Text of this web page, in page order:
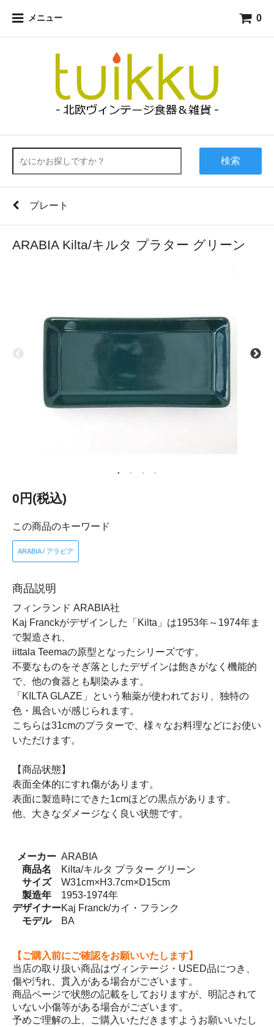
メニュー 0
検索
プレート
ARABIA Kilta/キルタ プラター グリーン
0円(税込)
この商品のキーワード
ARABIA / アラビア
商品説明
フィンランド ARABIA社
Kaj Franckがデザインした「Kilta」は1953年～1974年ま
で製造され、
iittala Teemaの原型となったシリーズです。
不要なものをそぎ落としたデザインは飽きがなく機能的
で、他の食器とも馴染みます。
「KILTA GLAZE」という釉薬が使われており、独特の
色・風合いが感じられます。
こちらは31cmのプラターで、様々なお料理などにお使い
いただけます。
【商品状態】
表面全体的にすれ傷があります。
表面に製造時にできた1cmほどの黒点があります。
他、大きなダメージなく良い状態です。
メーカー ARABIA
商品名
Kilta/キルタ プラター グリーン
サイズ
W31cm×H3.7cm×D15cm
製造年
1953-1974年
デザイナーKaj Franck/カイ・フランク
モデル
BA
【ご購入前にご確認をお願いいたします】
当店の取り扱い商品はヴィンテージ・USED品につき、
傷や汚れ、貫入がある場合がございます。
商品ページで状態の記載をしておりますが、明記されて
いない小傷等がある場合がございます。
予めご理解の上、ご購入いただきますようお願いいたし